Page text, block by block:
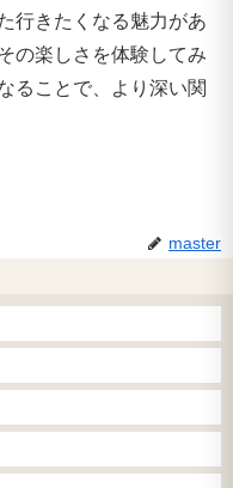
行きたくなる魅力があ
の楽しさを体験してみ
ることで、より深い関
master